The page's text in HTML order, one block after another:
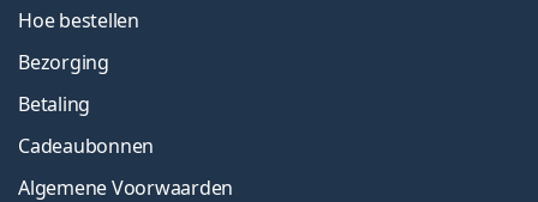
Hoe bestellen
Bezorging
Betaling
Cadeaubonnen
Algemene Voorwaarden